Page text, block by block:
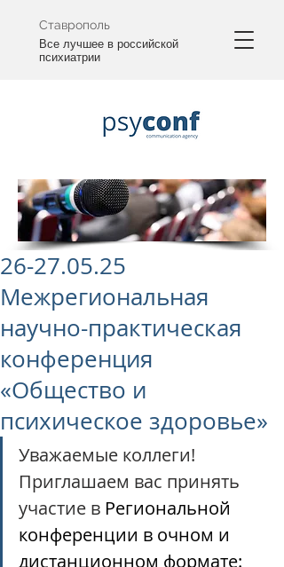
Ставрополь
Все лучшее в российской
психиатрии
26-27.05.25
Межрегиональная
научно-практическая
конференция
«Общество и
психическое здоровье»
Уважаемые коллеги!
Приглашаем вас принять
участие в Региональной
конференции в очном и
дистанционном формате: